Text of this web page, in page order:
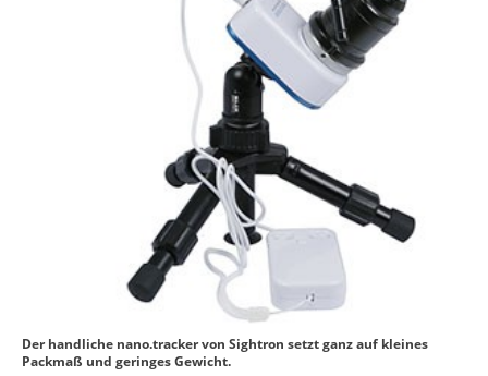
Der handliche nano.tracker von Sightron setzt ganz auf kleines
Packmaß und geringes Gewicht.